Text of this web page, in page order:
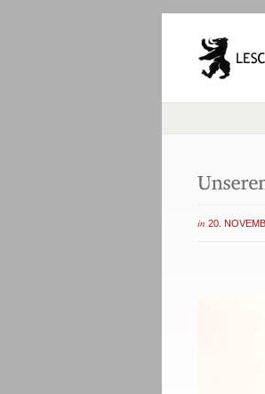
in 20.